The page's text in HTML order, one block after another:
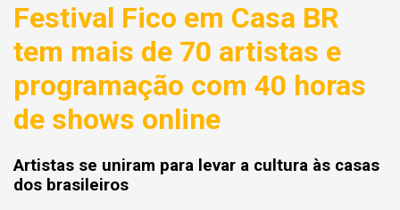
Festival Fico em Casa BR
tem mais de 70 artistas e
programação com 40 horas
de shows online
Artistas se uniram para levar a cultura às casas
dos brasileiros